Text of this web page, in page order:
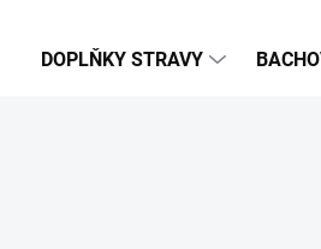
DOPLŇKY STRAVY